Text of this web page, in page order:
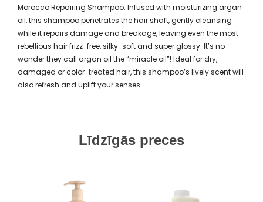
Morocco Repairing Shampoo. Infused with moisturizing argan
oil, this shampoo penetrates the hair shaft, gently cleansing
while it repairs damage and breakage, leaving even the most
rebellious hair frizz-free, silky-soft and super glossy. It’s no
wonder they call argan oil the “miracle oil”! Ideal for dry,
damaged or color-treated hair, this shampoo’s lively scent will
also refresh and uplift your senses
Līdzīgās preces